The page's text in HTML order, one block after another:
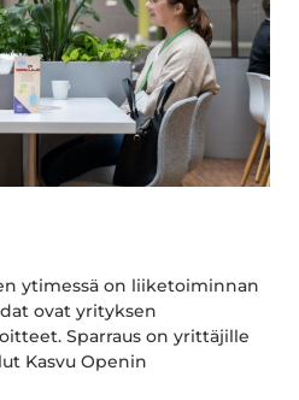
ytimessä on liiketoiminnan
ovat yrityksen
Sparraus on yrittäjille
Kasvu Openin